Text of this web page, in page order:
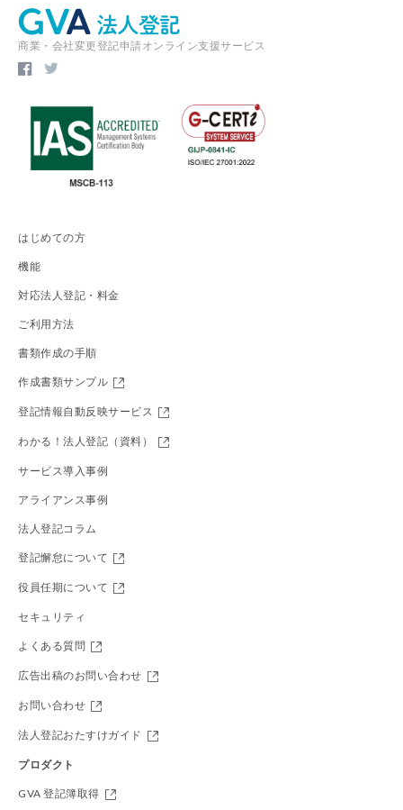
商業・会社変更登記申請オンライン支援サービス
はじめての方
機能
対応法人登記・料金
ご利用方法
書類作成の手順
作成書類サンプル
登記情報自動反映サービス
わかる！法人登記（資料）
サービス導入事例
アライアンス事例
法人登記コラム
登記懈怠について
役員任期について
セキュリティ
よくある質問
広告出稿のお問い合わせ
お問い合わせ
法人登記おたすけガイド
プロダクト
GVA 登記簿取得